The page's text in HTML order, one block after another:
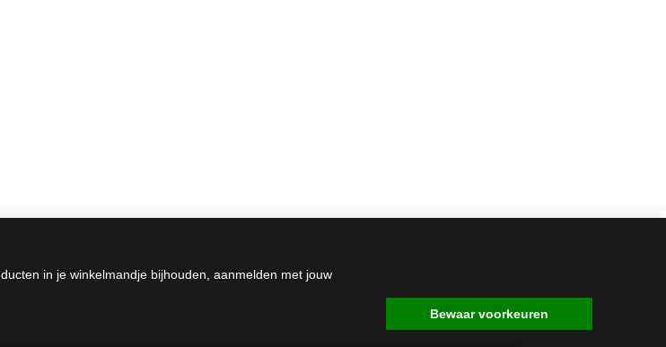
in je winkelmandje bijhouden, aanmelden met jouw
Bewaar voorkeuren